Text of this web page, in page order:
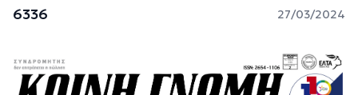
6336 27/03/2024